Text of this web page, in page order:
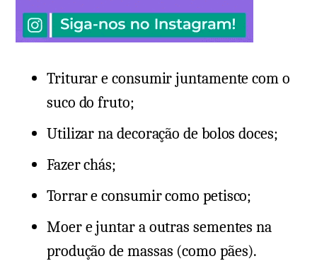
Triturar e consumir juntamente com o
suco do fruto;
Utilizar na decoração de bolos doces;
Fazer chás;
Torrar e consumir como petisco;
Moer e juntar a outras sementes na
produção de massas (como pães).